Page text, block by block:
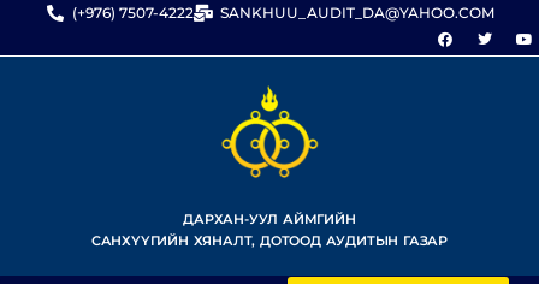
(+976) 7507-4222 SANKHUU_AUDIT_DA@YAHOO.COM
ДАРХАН-УУЛ АЙМГИЙН
САНХҮҮГИЙН ХЯНАЛТ, ДОТООД АУДИТЫН ГАЗАР